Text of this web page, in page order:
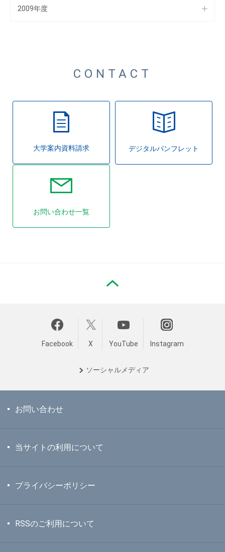
2009年度
CONTACT
大学案内資料請求 デジタルパンフレット
お問い合わせ一覧
Facebook X YouTube Instagram
ソーシャル メディア
お問い合わせ
当サイトの利用について
プライバシーポリシー
RSSのご利用について